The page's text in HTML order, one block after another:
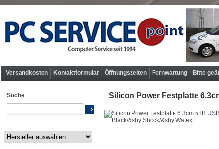
Versandkosten Kontaktformular Öffnungszeiten Fernwartung Bitte
Suche Silicon Power Festplatte